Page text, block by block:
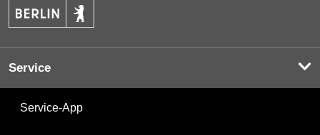
Service
Service-App